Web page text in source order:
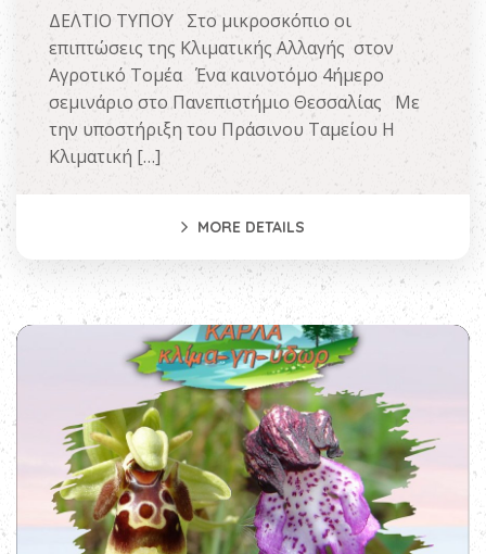
ΔΕΛΤΙΟ ΤΥΠΟΥ Στο μικροσκόπιο οι
επιπτώσεις της Κλιματικής Αλλαγής στον
Αγροτικό Τομέα Ένα καινοτόμο 4ήμερο
σεμινάριο στο Πανεπιστήμιο Θεσσαλίας Με
την υποστήριξη του Πράσινου Ταμείου Η
Κλιματική […]
MORE DETAILS